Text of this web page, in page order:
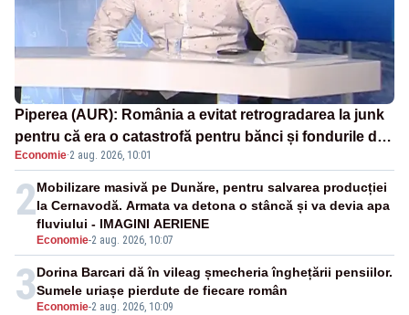
Piperea (AUR): România a evitat retrogradarea la junk
pentru că era o catastrofă pentru bănci și fondurile de
pensii
Economie·2 aug. 2026, 10:01
2
Economie-2 aug. 2026, 10:07
Mobilizare masivă pe Dunăre, pentru salvarea producției
la Cernavodă. Armata va detona o stâncă și va devia apa
fluviului - IMAGINI AERIENE
3 Economie-2 aug. 2026, 10:09
Dorina Barcari dă în vileag șmecheria înghețării pensiilor.
Sumele uriașe pierdute de fiecare român